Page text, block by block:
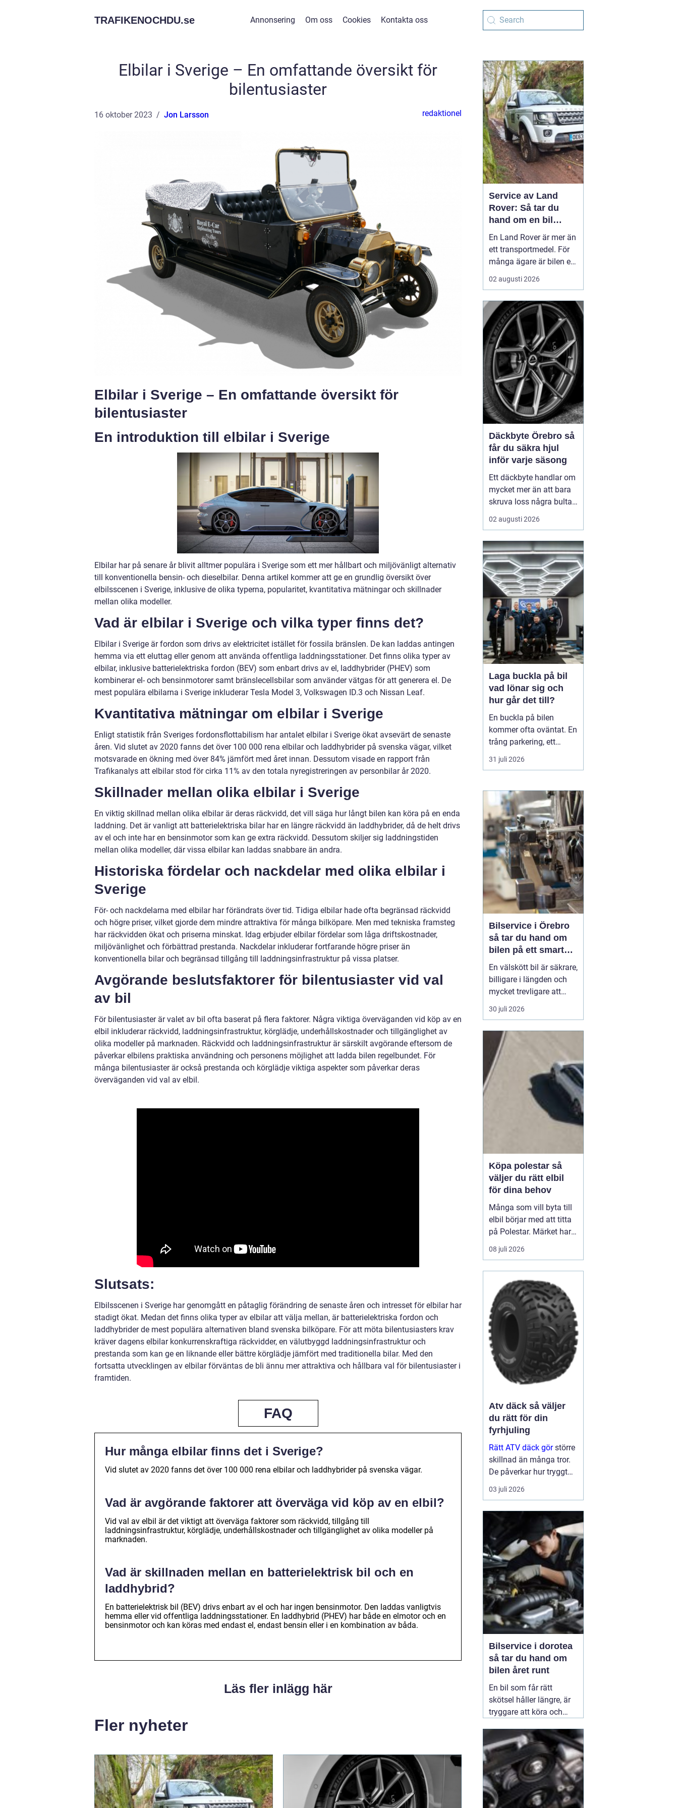
TRAFIKENOCHDU.se Annonsering Om oss Cookies Kontakta oss
Elbilar i Sverige – En omfattande översikt för
bilentusiaster
16 oktober 2023 Jon Larsson redaktionel
Elbilar i Sverige – En omfattande översikt för
bilentusiaster
En introduktion till elbilar i Sverige
Elbilar har på senare år blivit alltmer populära i Sverige som ett mer hållbart och miljövänligt alternativ
till konventionella bensin- och dieselbilar. Denna artikel kommer att ge en grundlig översikt över
elbilsscenen i Sverige, inklusive de olika typerna, popularitet, kvantitativa mätningar och skillnader
mellan olika modeller.
Vad är elbilar i Sverige och vilka typer finns det?
Elbilar i Sverige är fordon som drivs av elektricitet istället för fossila bränslen. De kan laddas antingen
hemma via ett eluttag eller genom att använda offentliga laddningsstationer. Det finns olika typer av
elbilar, inklusive batterielektriska fordon (BEV) som enbart drivs av el, laddhybrider (PHEV) som
kombinerar el- och bensinmotorer samt bränslecellsbilar som använder vätgas för att generera el. De
mest populära elbilarna i Sverige inkluderar Tesla Model 3, Volkswagen ID.3 och Nissan Leaf.
Kvantitativa mätningar om elbilar i Sverige
Enligt statistik från Sveriges fordonsflottabilism har antalet elbilar i Sverige ökat avsevärt de senaste
åren. Vid slutet av 2020 fanns det över 100 000 rena elbilar och laddhybrider på svenska vägar, vilket
motsvarade en ökning med över 84% jämfört med året innan. Dessutom visade en rapport från
Trafikanalys att elbilar stod för cirka 11% av den totala nyregistreringen av personbilar år 2020.
Skillnader mellan olika elbilar i Sverige
En viktig skillnad mellan olika elbilar är deras räckvidd, det vill säga hur långt bilen kan köra på en enda
laddning. Det är vanligt att batterielektriska bilar har en längre räckvidd än laddhybrider, då de helt drivs
av el och inte har en bensinmotor som kan ge extra räckvidd. Dessutom skiljer sig laddningstiden
mellan olika modeller, där vissa elbilar kan laddas snabbare än andra.
Historiska fördelar och nackdelar med olika elbilar i
Sverige
För- och nackdelarna med elbilar har förändrats över tid. Tidiga elbilar hade ofta begränsad räckvidd
och högre priser, vilket gjorde dem mindre attraktiva för många bilköpare. Men med tekniska framsteg
har räckvidden ökat och priserna minskat. Idag erbjuder elbilar fördelar som låga driftskostnader,
miljövänlighet och förbättrad prestanda. Nackdelar inkluderar fortfarande högre priser än
konventionella bilar och begränsad tillgång till laddningsinfrastruktur på vissa platser.
Avgörande beslutsfaktorer för bilentusiaster vid val
av bil
För bilentusiaster är valet av bil ofta baserat på flera faktorer. Några viktiga överväganden vid köp av en
elbil inkluderar räckvidd, laddningsinfrastruktur, körglädje, underhållskostnader och tillgänglighet av
olika modeller på marknaden. Räckvidd och laddningsinfrastruktur är särskilt avgörande eftersom de
påverkar elbilens praktiska användning och personens möjlighet att ladda bilen regelbundet. För
många bilentusiaster är också prestanda och körglädje viktiga aspekter som påverkar deras
överväganden vid val av elbil.
Slutsats:
Elbilsscenen i Sverige har genomgått en påtaglig förändring de senaste åren och intresset för elbilar har
stadigt ökat. Medan det finns olika typer av elbilar att välja mellan, är batterielektriska fordon och
laddhybrider de mest populära alternativen bland svenska bilköpare. För att möta bilentusiasters krav
kräver dagens elbilar konkurrenskraftiga räckvidder, en välutbyggd laddningsinfrastruktur och
prestanda som kan ge en liknande eller bättre körglädje jämfört med traditionella bilar. Med den
fortsatta utvecklingen av elbilar förväntas de bli ännu mer attraktiva och hållbara val för bilentusiaster i
framtiden.
FAQ
Hur många elbilar finns det i Sverige?
Vid slutet av 2020 fanns det över 100 000 rena elbilar och laddhybrider på svenska vägar.
Vad är avgörande faktorer att överväga vid köp av en elbil?
Vid val av elbil är det viktigt att överväga faktorer som räckvidd, tillgång till
laddningsinfrastruktur, körglädje, underhållskostnader och tillgänglighet av olika modeller på
marknaden.
Vad är skillnaden mellan en batterielektrisk bil och en
laddhybrid?
En batterielektrisk bil (BEV) drivs enbart av el och har ingen bensinmotor. Den laddas vanligtvis
hemma eller vid offentliga laddningsstationer. En laddhybrid (PHEV) har både en elmotor och en
bensinmotor och kan köras med endast el, endast bensin eller i en kombination av båda.
Läs fler inlägg här
Fler nyheter
Service av Land
Rover: Så tar du
hand om en bil
byggd för tuffa
uppdrag
En Land Rover är mer än
ett transportmedel. För
många ägare är bilen ett
arbetsredskap, ett
fritidsprojekt och en del
spelar service en
avgörande roll. Rätt
skött kan...
02 augusti 2026
Däckbyte Örebro så
får du säkra hjul
inför varje säsong
Ett däckbyte handlar om
mycket mer än att bara
skruva loss några bultar.
För bilägare i Örebro kan
skillnaden mellan bra
tydligt när första
snöfallet kommer, eller
när sommarregnet gör
vägarna hala. Med rätt
kunskap om däck, da...
02 augusti 2026
Laga buckla på bil
vad lönar sig och
hur går det till?
En buckla på bilen
kommer ofta oväntat. En
trång parkering, ett
dörruppslag utanför
mataffären eller ett
Många blir osäkra direkt:
ska man anmäla till
försäkringen, åka till en
plåtverkstad eller går det
att fixa snabbt och smi...
31 juli 2026
Bilservice i Örebro
så tar du hand om
bilen på ett smart
sätt
En välskött bil är säkrare,
billigare i längden och
mycket trevligare att
köra. Trots det väntar
många bilägare i Örebro
och reparationer. I den
här artikeln får du en
enkel genomgång av
hu...
30 juli 2026
Köpa polestar så
väljer du rätt elbil
för dina behov
Många som vill byta till
elbil börjar med att titta
på Polestar. Märket har
blivit en symbol för
modern, elektrisk körning
hållbarhet går hand i
hand. Men hur vet du om
en Polestar passar dig,
och vilken modell som är
rätt val?...
08 juli 2026
Atv däck så väljer
du rätt för din
fyrhjuling
Rätt ATV däck görstörre
skillnad än många tror.
De påverkar hur tryggt
fyrhjulingen beter sig på
väg, hur effektivt den tar
och hur marken under
hjulen mår efteråt. Med
ge...
03 juli 2026
Bilservice i dorotea
så tar du hand om
bilen året runt
En bil som får rätt
skötsel håller längre, är
tryggare att köra och
värde. I norra Sverige,
med kalla vintrar, vägsalt
och långa avstånd, blir
bra service extra viktig.
Många som02 juli 2026